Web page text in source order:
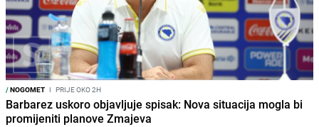
/NOGOMET I PRIJE OKO 2H
Barbarez uskoro objavljuje spisak: Nova situacija mogla bi
promijeniti planove Zmajeva